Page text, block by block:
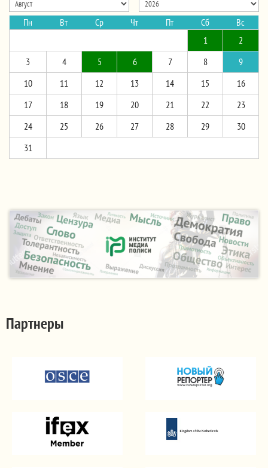
Пн Вт Ср Чт Пт Сб
Вс
1
2
3
4 5 6 7 8
9
10
11 12 13 14 15
16
17
18 19 20 21 22
23
24
25 26 27 28 29
30
31
Партнеры